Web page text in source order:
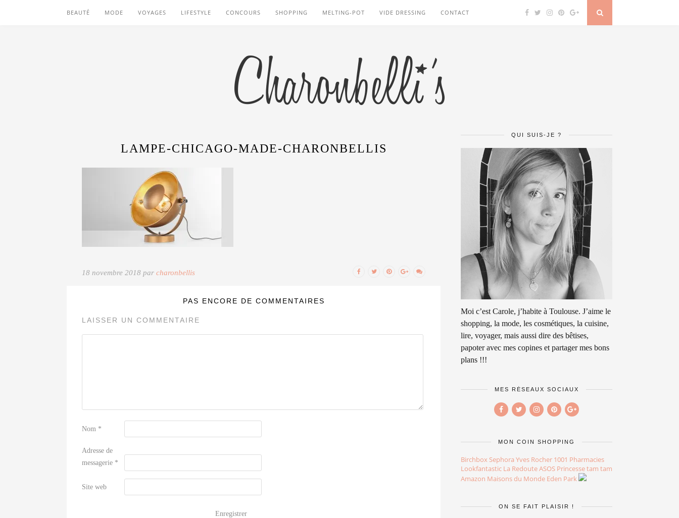
BEAUTÉ MODE VOYAGES LIFESTYLE CONCOURS SHOPPING MELTING-POT VIDE DRESSING CONTACT
LAMPE-CHICAGO-MADE-CHARONBELLIS
18 novembre 2018 par charonbellis
PAS ENCORE DE COMMENTAIRES
LAISSER UN COMMENTAIRE
Nom *
Adresse de
messagerie *
Site web
Enregistrer
QUI SUIS-JE ?
Moi c’est Carole, j’habite à Toulouse. J’aime le
shopping, la mode, les cosmétiques, la cuisine,
lire, voyager, mais aussi dire des bêtises,
papoter avec mes copines et partager mes bons
plans !!!
MES RÉSEAUX SOCIAUX
MON COIN SHOPPING
Birchbox Sephora Yves Rocher 1001 Pharmacies
Lookfantastic La RedouteASOS Princesse tam tam
Amazon Maisons du Monde Eden Park
ON SE FAIT PLAISIR !